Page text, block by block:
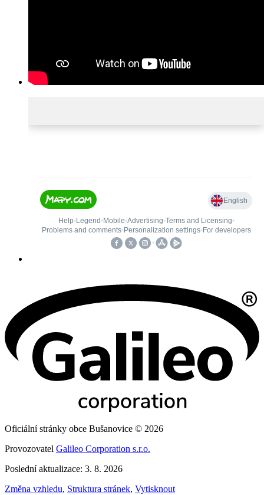
Oficiální stránky obce Bušanovice © 2026
Provozovatel Galileo Corporation s.r.o.
Poslední aktualizace: 3. 8. 2026
Změna vzhledu, Struktura stránek, Vytisknout